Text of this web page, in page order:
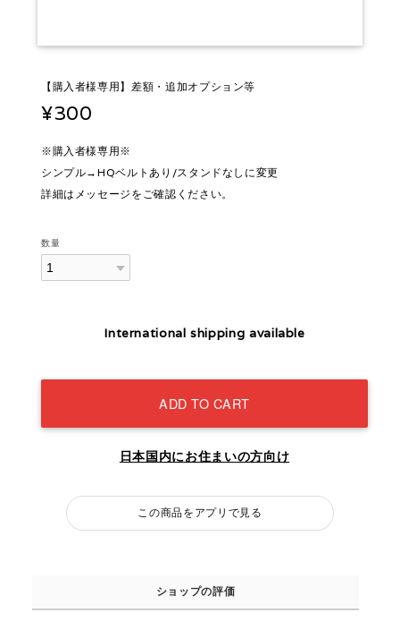
【購入者様専用】差額・追加オプション等
¥300
※購入者様専用※
シンプル→HQベルトあり/スタンドなしに変更
詳細はメッセージをご確認ください。
数量
International shipping available
ADD TO CART
日本国内にお住まいの方向け
この商品をアプリで見る
ショップの評価